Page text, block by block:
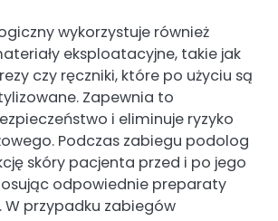
wykorzystuje również
eksploatacyjne, takie jak
czy ręczniki, które po użyciu są
Zapewnia to
i eliminuje ryzyko
Podczas zabiegu podolog
skóry pacjenta przed i po jego
odpowiednie preparaty
przypadku zabiegów